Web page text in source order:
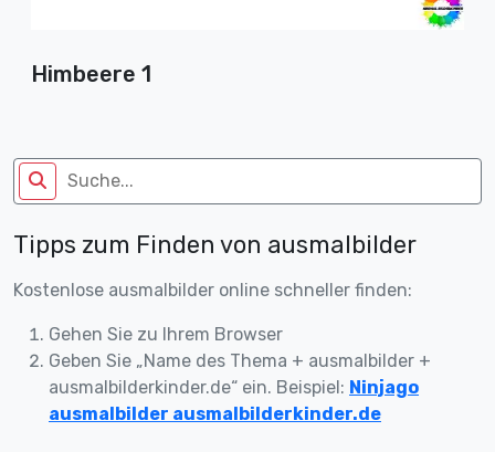
Himbeere 1
Tipps zum Finden von ausmalbilder
Kostenlose ausmalbilder online schneller finden:
Gehen Sie zu Ihrem Browser
Geben Sie „Name des Thema + ausmalbilder +
ausmalbilderkinder.de“ ein. Beispiel: Ninjago
ausmalbilder ausmalbilderkinder.de